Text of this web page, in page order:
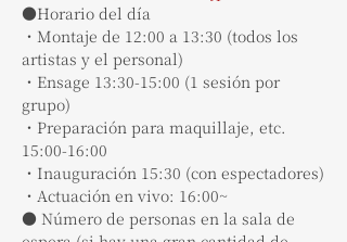
●Horario del día
・Montaje de 12:00 a 13:30 (todos los
artistas y el personal)
・Ensage 13:30-15:00 (1 sesión por
grupo)
・Preparación para maquillaje, etc.
15:00-16:00
・Inauguración 15:30 (con espectadores)
・Actuación en vivo: 16:00~
● Número de personas en la sala de